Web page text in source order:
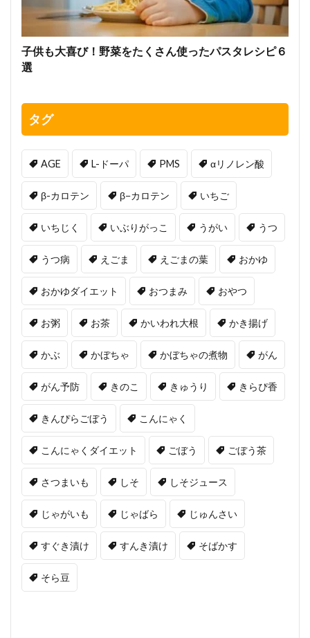
子供も大喜び！野菜をたくさん使ったパスタレシピ６
選
タグ
AGE L-ドーパ PMS αリノレン酸
β-カロテン β−カロテン いちご
いちじく いぶりがっこ うがい うつ
うつ病 えごま えごまの葉 おかゆ
おかゆダイエット おつまみ おやつ
お粥 お茶 かいわれ大根 かき揚げ
かぶ かぼちゃ かぼちゃの煮物 がん
がん予防 きのこ きゅうり きらぴ香
きんぴらごぼう こんにゃく
こんにゃくダイエット ごぼう ごぼう茶
さつまいも しそ しそジュース
じゃがいも じゃばら じゅんさい
すぐき漬け すんき漬け そばかす
そら豆